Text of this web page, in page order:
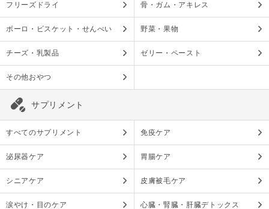
フリーズドライ 骨・ガム・アキレス
ボーロ・ビスケット・せんべい 野菜・果物
チーズ・乳製品 ゼリー・ペースト
その他おやつ
サプリメント
すべてのサプリメント 免疫ケア
泌尿器ケア 胃腸ケア
シニアケア 皮膚被毛ケア
涙やけ・目のケア 心臓・腎臓・肝臓デトックス